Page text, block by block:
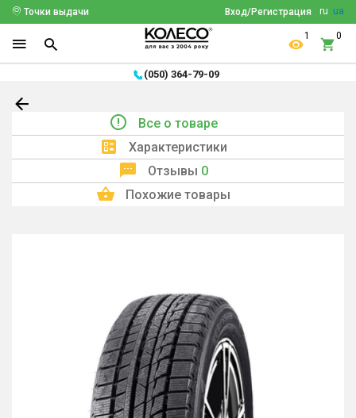
ru ua
Вход/Регистрация
Точки выдачи
1 0
(050) 364-79-09
Все о товаре
Характеристики
Отзывы 0
Похожие товары